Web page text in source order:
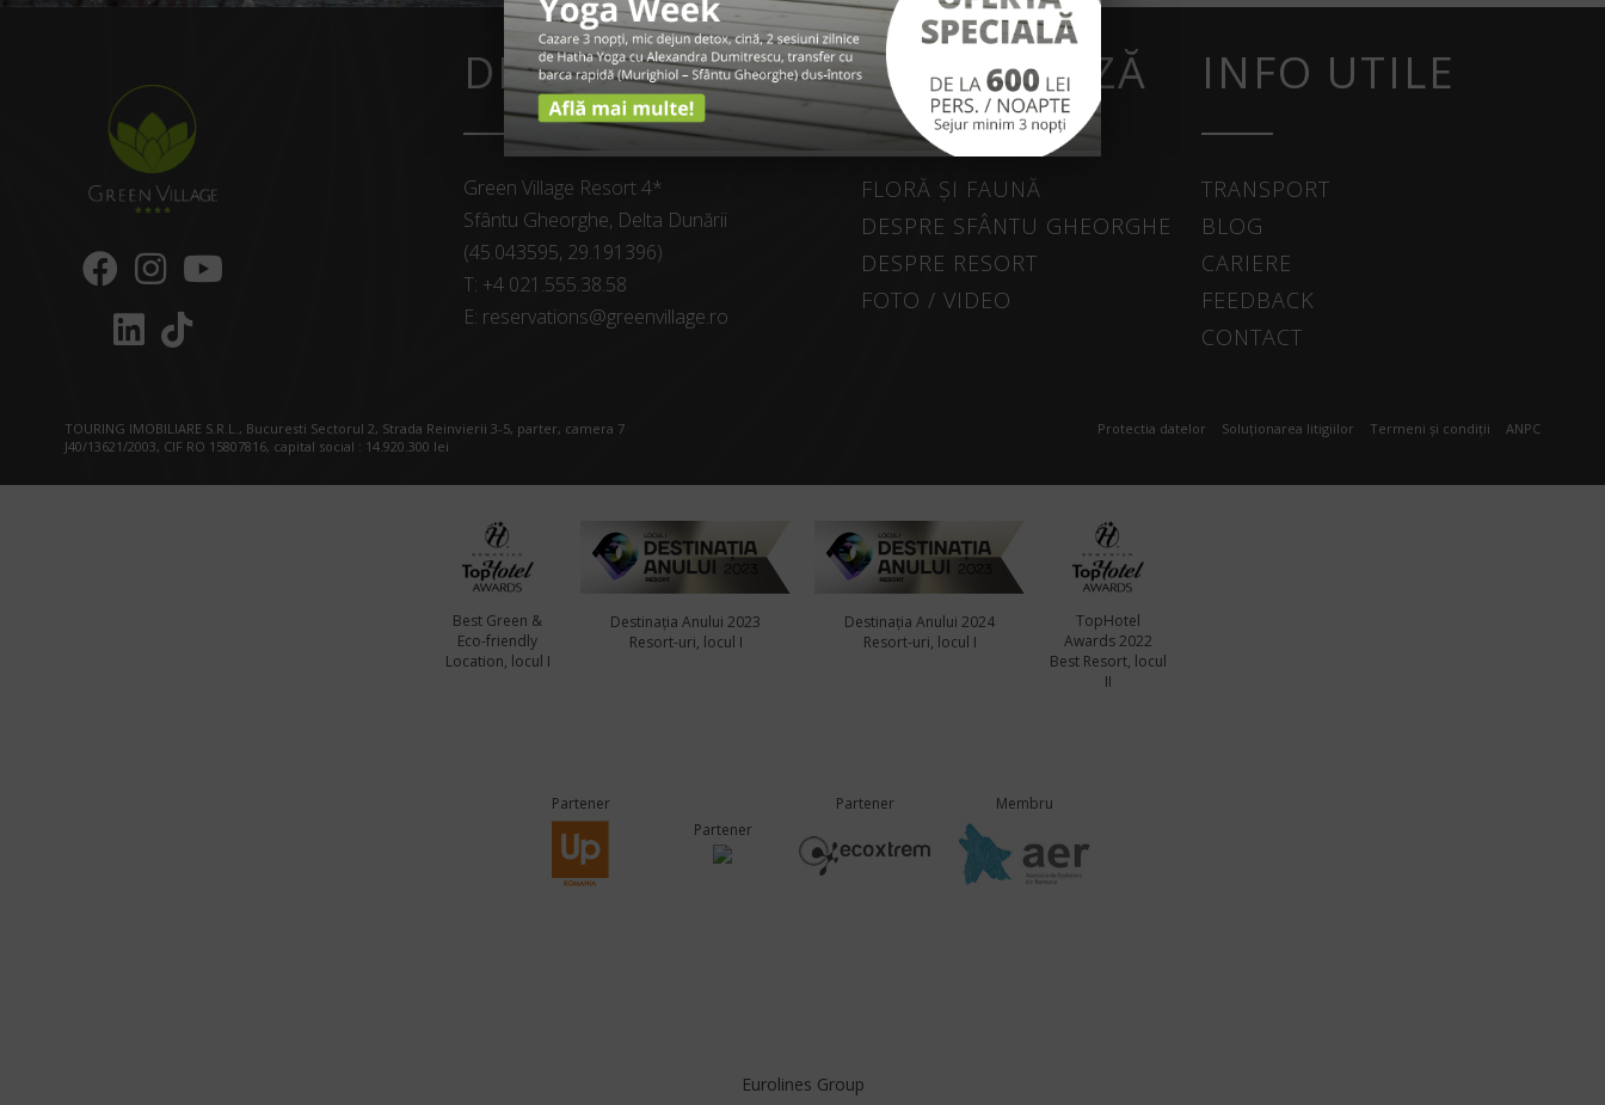
DESPRE NOI
Green Village Resort 4*
Sfântu Gheorghe, Delta Dunării
(45.043595, 29.191396)
T: +4 021.555.38.58
E: reservations@greenvillage.ro
EXPLOREAZĂ
FLORĂ ȘI FAUNĂ
DESPRE SFÂNTU GHEORGHE
DESPRE RESORT
FOTO / VIDEO
INFO UTILE
TRANSPORT
BLOG
CARIERE
FEEDBACK
CONTACT
TOURING IMOBILIARE S.R.L., Bucuresti Sectorul 2, Strada Reinvierii 3-5, parter, camera 7
J40/13621/2003, CIF RO 15807816, capital social : 14.920.300 lei
Protectia datelor Soluționarea litigiilor Termeni și condiții ANPC
Best Green &
Eco-friendly
Location, locul I
Destinația Anului 2023
Resort-uri, locul I
Destinația Anului 2024
Resort-uri, locul I
TopHotel
Awards 2022
Best Resort, locul
II
Partener
Partener
Partener Membru
Eurolines Group